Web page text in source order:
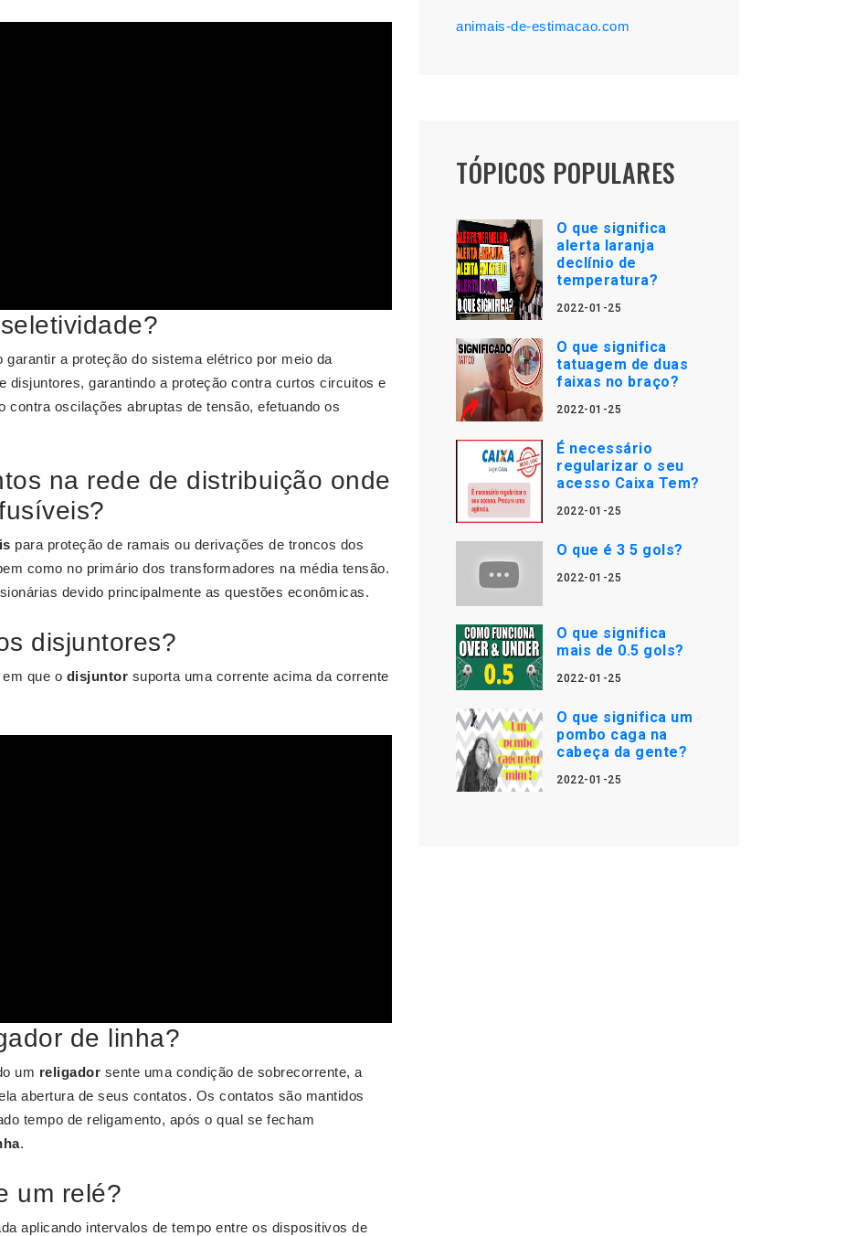
garantir a proteção do sistema elétrico por meio da
disjuntores, garantindo a proteção contra curtos circuitos e
oscilações abruptas de tensão, efetuando os
na rede de distribuição onde
para proteção de ramais ou derivações de troncos dos
como no primário dos transformadores na média tensão.
devido principalmente as questões econômicas.
disjuntores?
que o disjuntor suporta uma corrente acima da corrente
de linha?
um religador sente uma condição de sobrecorrente, a
abertura de seus contatos. Os contatos são mantidos
tempo de religamento, após o qual se fecham
.
um relé?
aplicando intervalos de tempo entre os dispositivos de
animais-de-estimacao.com
TÓPICOS POPULARES
O que significa
alerta laranja
declínio de
temperatura?
2022-01-25
O que significa
tatuagem de duas
faixas no braço?
2022-01-25
É necessário
regularizar o seu
acesso Caixa Tem?
2022-01-25
O que é 3 5 gols?
2022-01-25
O que significa
mais de 0.5 gols?
2022-01-25
O que significa um
pombo caga na
cabeça da gente?
2022-01-25